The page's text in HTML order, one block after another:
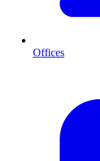
Offices